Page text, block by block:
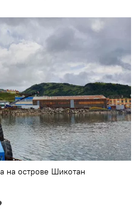
на острове Шикотан